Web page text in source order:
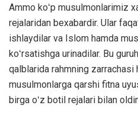
Ammo koʻp musulmonlarimiz
rejalaridan bexabardir. Ular
ishlaydilar va Islom hamda
koʻrsatishga urinadilar. Bu
qalblarida rahmning zarrachasi
musulmonlarga qarshi fitna
birga oʻz botil rejalari bilan